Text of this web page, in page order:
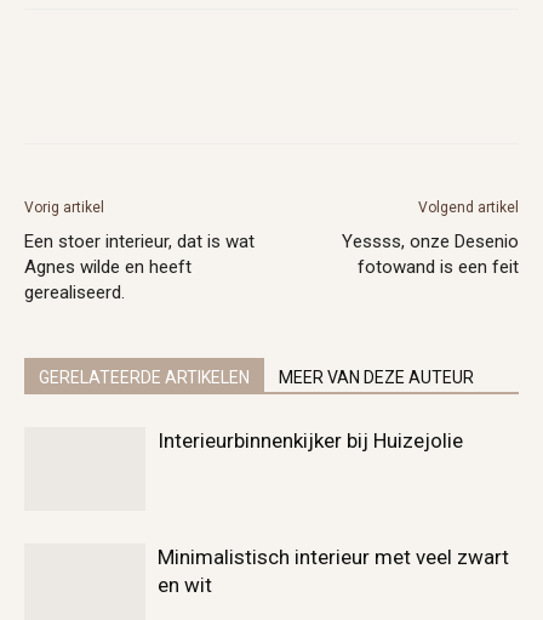
Vorig artikel
Een stoer interieur, dat is wat
Agnes wilde en heeft
gerealiseerd.
Volgend artikel
Yessss, onze Desenio
fotowand is een feit
GERELATEERDE ARTIKELEN MEER VAN DEZE AUTEUR
Interieurbinnenkijker bij Huizejolie
Minimalistisch interieur met veel zwart
en wit